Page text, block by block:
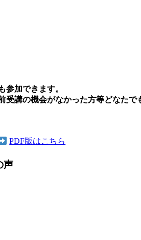
加できます。
講の機会がなかった方等どなたで
PDF版はこちら
声